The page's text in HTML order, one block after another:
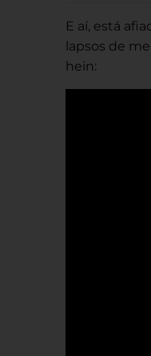
E aí, está
lapsos de
hein: